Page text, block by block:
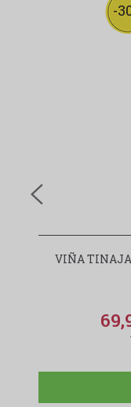
-
VIÑA